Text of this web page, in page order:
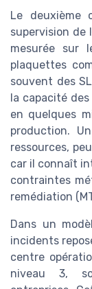
Le deuxième
supervision de
mesurée sur
plaquettes
souvent des
la capacité
en quelques
production.
ressources,
car il connaît
contraintes
remédiation
Dans un
incidents
centre
niveau 3,